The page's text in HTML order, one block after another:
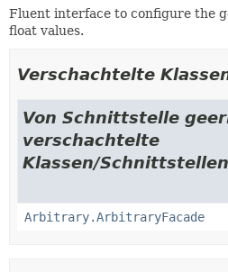
Fluent interface to configure the
float values.
Verschachtelte
Von Schnittstelle
verschachtelte
Klassen/
Arbitrary.ArbitraryFacade